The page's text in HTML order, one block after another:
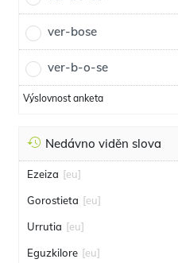
ver-bose
ver-b-o-se
Výslovnost anketa
Nedávno viděn slova
Ezeiza [eu]
Gorostieta [eu]
Urrutia [eu]
Eguzkilore [eu]